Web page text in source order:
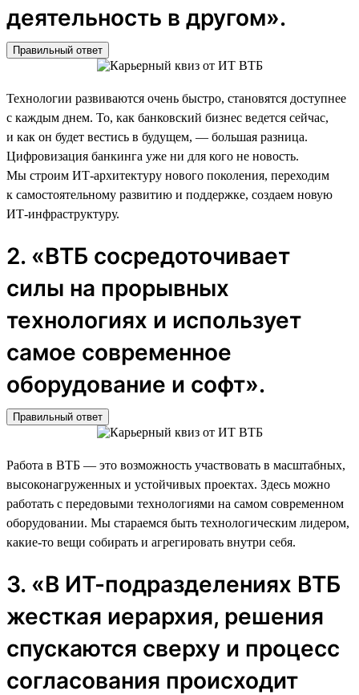
деятельность в другом».
Правильный ответ
Технологии развиваются очень быстро, становятся доступнее
с каждым днем. То, как банковский бизнес ведется сейчас,
и как он будет вестись в будущем, — большая разница.
Цифровизация банкинга уже ни для кого не новость.
Мы строим ИТ-архитектуру нового поколения, переходим
к самостоятельному развитию и поддержке, создаем новую
ИТ-инфраструктуру.
2. «ВТБ сосредоточивает
силы на прорывных
технологиях и использует
самое современное
оборудование и софт».
Правильный ответ
Работа в ВТБ — это возможность участвовать в масштабных,
высоконагруженных и устойчивых проектах. Здесь можно
работать с передовыми технологиями на самом современном
оборудовании. Мы стараемся быть технологическим лидером,
какие-то вещи собирать и агрегировать внутри себя.
3. «В ИТ-подразделениях ВТБ
жесткая иерархия, решения
спускаются сверху и процесс
согласования происходит